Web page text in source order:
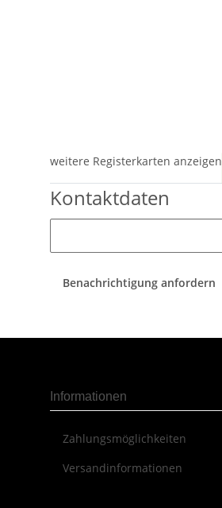
weitere Registerkarten anzeigen
Kontaktdaten
Benachrichtigung anfordern
Informationen
Zahlungsmöglichkeiten
Versandinformationen